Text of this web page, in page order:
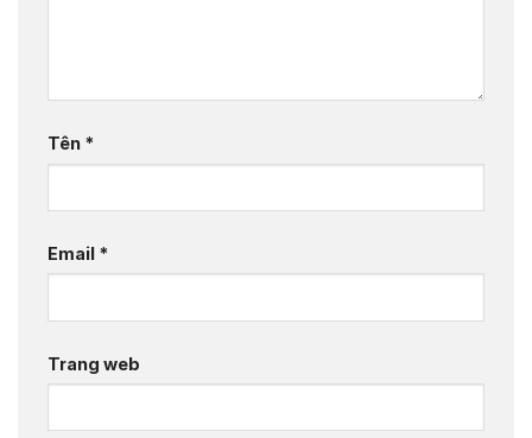
Tên *
Email *
Trang web